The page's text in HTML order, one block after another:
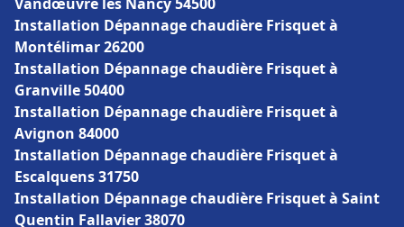
Installation Dépannage chaudière Frisquet à
Montélimar 26200
Installation Dépannage chaudière Frisquet à
Granville 50400
Installation Dépannage chaudière Frisquet à
Avignon 84000
Installation Dépannage chaudière Frisquet à
Escalquens 31750
Installation Dépannage chaudière Frisquet à Saint
Quentin Fallavier 38070